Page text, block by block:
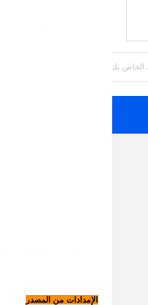
الإمدادات من المصدر